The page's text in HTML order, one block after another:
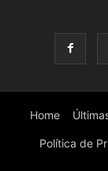
Home
Política de